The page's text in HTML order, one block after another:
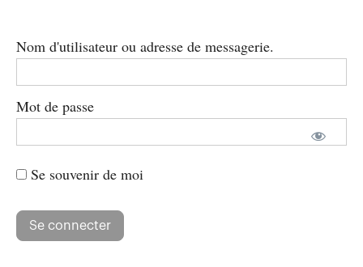
Nom d'utilisateur ou adresse de messagerie.
Mot de passe
Se souvenir de moi